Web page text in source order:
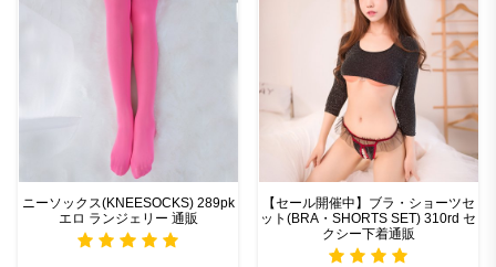
ニーソックス(KNEESOCKS) 289pk
エロ ランジェリー 通販
【セール開催中】ブラ・ショーツセ
ット(BRA・SHORTS SET) 310rd セ
クシー下着通販